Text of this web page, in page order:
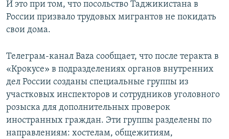
И это при том, что посольство Таджикистана в
России призвало трудовых мигрантов не покидать
свои дома.
Teлеграм-канал Baza сообщает, что после теракта в
«Крокусе» в подразделениях органов внутренних
дел России созданы специальные группы из
участковых инспекторов и сотрудников уголовного
розыска для дополнительных проверок
иностранных граждан. Эти группы разделены по
направлениям: хостелам, общежитиям,